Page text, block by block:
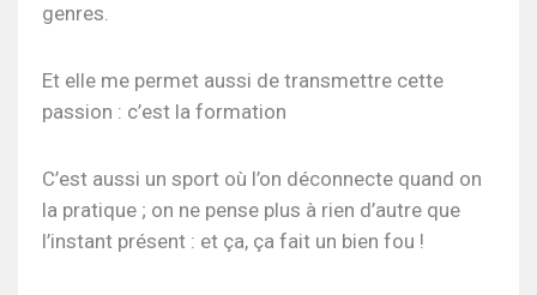
genres.
Et elle me permet aussi de transmettre cette
passion : c’est la formation
C’est aussi un sport où l’on déconnecte quand on
la pratique ; on ne pense plus à rien d’autre que
l’instant présent : et ça, ça fait un bien fou !